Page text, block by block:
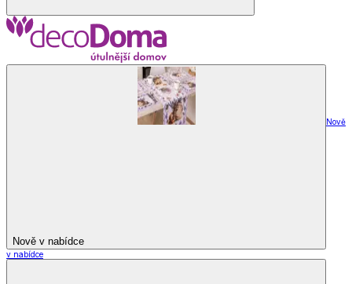
Nově v nabídce
Nově
v nabídce